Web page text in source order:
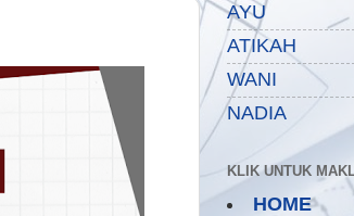
AYU
ATIKAH
WANI
NADIA
KLIK UNTUK
HOME